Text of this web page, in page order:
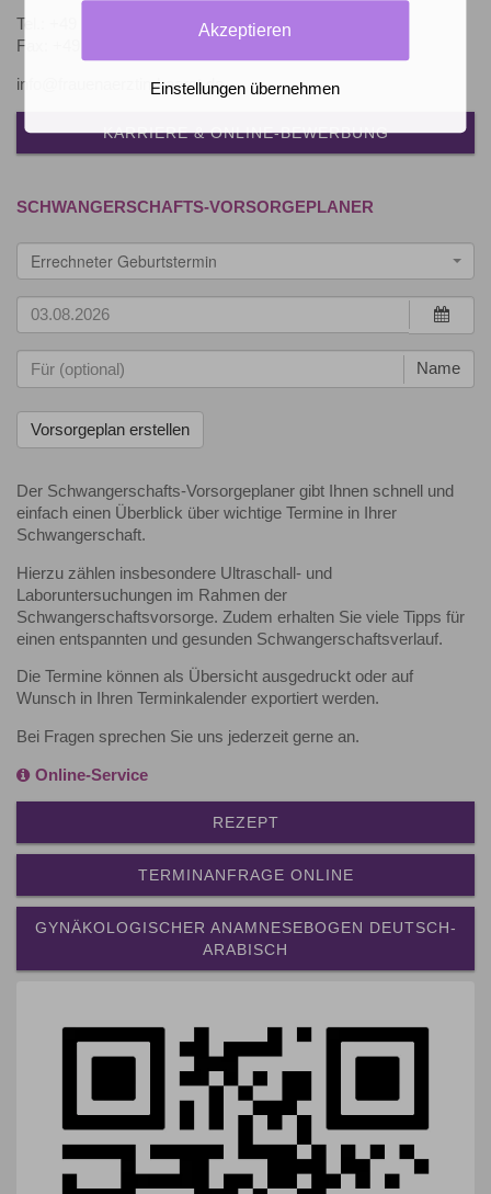
Tel.: +49 (2131) 602888
Fax: +49 (2131) 602889
info@frauenaerztin-kaarst.de
KARRIERE & ONLINE-BEWERBUNG
SCHWANGERSCHAFTS-VORSORGEPLANER
Errechneter Geburtstermin
Name
Der Schwangerschafts-Vorsorgeplaner gibt Ihnen schnell und
einfach einen Überblick über wichtige Termine in Ihrer
Schwangerschaft.
Hierzu zählen insbesondere Ultraschall- und
Laboruntersuchungen im Rahmen der
Schwangerschaftsvorsorge. Zudem erhalten Sie viele Tipps für
einen entspannten und gesunden Schwangerschaftsverlauf.
Die Termine können als Übersicht ausgedruckt oder auf
Wunsch in Ihren Terminkalender exportiert werden.
Bei Fragen sprechen Sie uns jederzeit gerne an.
Online-Service
REZEPT
TERMINANFRAGE ONLINE
GYNÄKOLOGISCHER ANAMNESEBOGEN DEUTSCH-
ARABISCH
Akzeptieren
Einstellungen übernehmen